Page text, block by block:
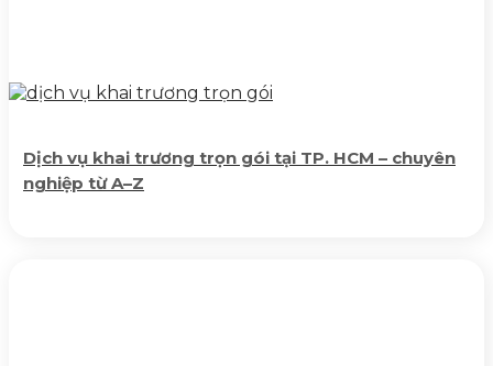
Dịch vụ khai trương trọn gói tại TP. HCM – chuyên
nghiệp từ A–Z